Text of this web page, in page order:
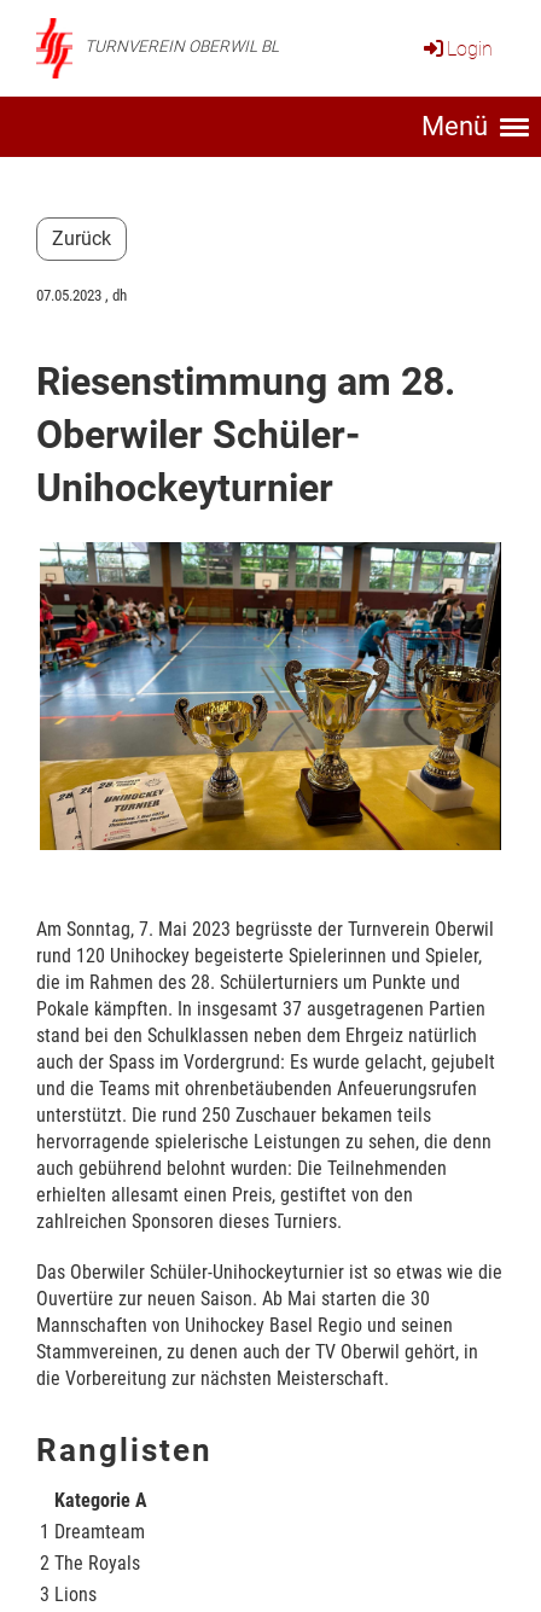
TURNVEREIN OBERWIL BL Login
Menü
Zurück
07.05.2023 , dh
Riesenstimmung am 28.
Oberwiler Schüler-
Unihockeyturnier
Am Sonntag, 7. Mai 2023 begrüsste der Turnverein Oberwil
rund 120 Unihockey begeisterte Spielerinnen und Spieler,
die im Rahmen des 28. Schülerturniers um Punkte und
Pokale kämpften. In insgesamt 37 ausgetragenen Partien
stand bei den Schulklassen neben dem Ehrgeiz natürlich
auch der Spass im Vordergrund: Es wurde gelacht, gejubelt
und die Teams mit ohrenbetäubenden Anfeuerungsrufen
unterstützt. Die rund 250 Zuschauer bekamen teils
hervorragende spielerische Leistungen zu sehen, die denn
auch gebührend belohnt wurden: Die Teilnehmenden
erhielten allesamt einen Preis, gestiftet von den
zahlreichen Sponsoren dieses Turniers.
Das Oberwiler Schüler-Unihockeyturnier ist so etwas wie die
Ouvertüre zur neuen Saison. Ab Mai starten die 30
Mannschaften von Unihockey Basel Regio und seinen
Stammvereinen, zu denen auch der TV Oberwil gehört, in
die Vorbereitung zur nächsten Meisterschaft.
Ranglisten
Kategorie A
1 Dreamteam
2 The Royals
3 Lions